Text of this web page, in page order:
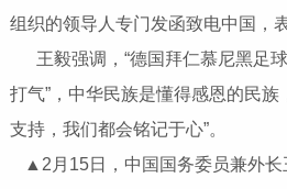
组织的领导人专门发函致电中国，
王毅强调，“德国拜仁慕尼黑足
打气”，中华民族是懂得感恩的民族
支持，我们都会铭记于心”。
▲2月15日，中国国务委员兼外